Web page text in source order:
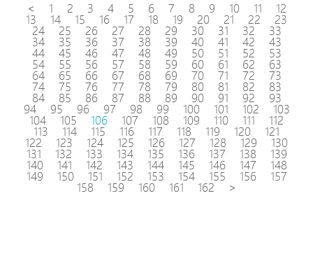
< 1 2 3 4 5 6 7 8 9 10 11 12
13 14 15 16 17 18 19 20 21 22 23
24 25 26 27 28 29 30 31 32 33
34 35 36 37 38 39 40 41 42 43
44 45 46 47 48 49 50 51 52 53
54 55 56 57 58 59 60 61 62 63
64 65 66 67 68 69 70 71 72 73
74 75 76 77 78 79 80 81 82 83
84 85 86 87 88 89 90 91 92 93
94 95 96 97 98 99 100 101 102 103
104 105 106 107 108 109 110 111 112
113 114 115 116 117 118 119 120 121
122 123 124 125 126 127 128 129 130
131 132 133 134 135 136 137 138 139
140 141 142 143 144 145 146 147 148
149 150 151 152 153 154 155 156 157
158 159 160 161 162 >